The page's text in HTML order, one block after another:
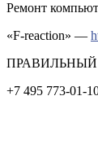
Ремонт
«F-reaction» —
+7 495 773-01-